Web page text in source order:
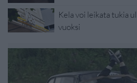
Kela voi leikata tukia
vuoksi